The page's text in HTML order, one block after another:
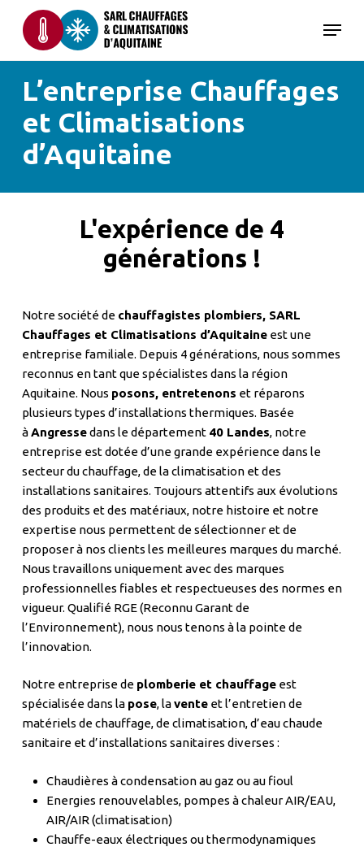
main
Menu
L’entreprise Chauffages
et Climatisations
d’Aquitaine
L'expérience de 4
générations !
Notre société de chauffagistes plombiers, SARL
Chauffages et Climatisations d’Aquitaineest une
entreprise familiale. Depuis 4 générations, nous sommes
reconnus en tant que spécialistes dans la région
Aquitaine. Nous posons, entretenons et réparons
plusieurs types d’installations thermiques. Basée
àAngressedans le département 40 Landes, notre
entreprise est dotée d’une grande expérience dans le
secteur du chauffage, de la climatisation et des
installations sanitaires. Toujours attentifs aux évolutions
des produits et des matériaux, notre histoire et notre
expertise nous permettent de sélectionner et de
proposer à nos clients les meilleures marques du marché.
Nous travaillons uniquement avec des marques
professionnelles fiables et respectueuses des normes en
vigueur. Qualifié RGE (Reconnu Garant de
l’Environnement), nous nous tenons à la pointe de
l’innovation.
Notre entreprise de plomberie et chauffageest
spécialisée dans la pose, laventeet l’entretien de
matériels de chauffage, de climatisation, d’eau chaude
sanitaire et d’installations sanitaires diverses :
Chaudières à condensation au gaz ou au fioul
Energies renouvelables, pompes à chaleur AIR/EAU,
AIR/AIR (climatisation)
Chauffe-eaux électriques ou thermodynamiques